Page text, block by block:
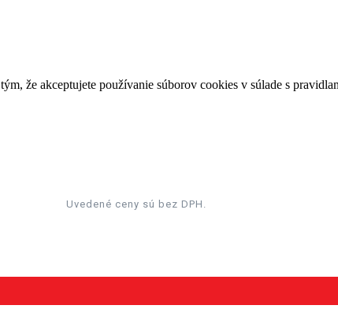
že akceptujete používanie súborov cookies v súlade s
Uvedené ceny sú bez DPH.